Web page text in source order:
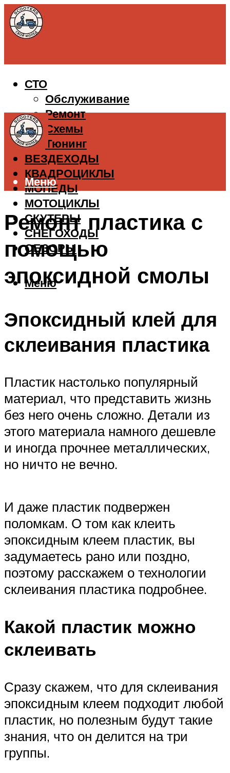
СТО
Обслуживание
Ремонт
Схемы
Тюнинг
ВЕЗДЕХОДЫ
КВАДРОЦИКЛЫ
МОПЕДЫ
МОТОЦИКЛЫ
СКУТЕРЫ
СНЕГОХОДЫ
ОБЗОРЫ
Меню
Меню
Ремонт пластика с
помощью
эпоксидной смолы
Эпоксидный клей для
склеивания пластика
Пластик настолько популярный
материал, что представить жизнь
без него очень сложно. Детали из
этого материала намного дешевле
и иногда прочнее металлических,
но ничто не вечно.
И даже пластик подвержен
поломкам. О том как клеить
эпоксидным клеем пластик, вы
задумаетесь рано или поздно,
поэтому расскажем о технологии
склеивания пластика подробнее.
Какой пластик можно
склеивать
Сразу скажем, что для склеивания
эпоксидным клеем подходит любой
пластик, но полезным будут такие
знания, что он делится на три
группы.